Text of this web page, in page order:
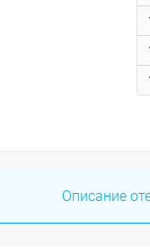
Описание